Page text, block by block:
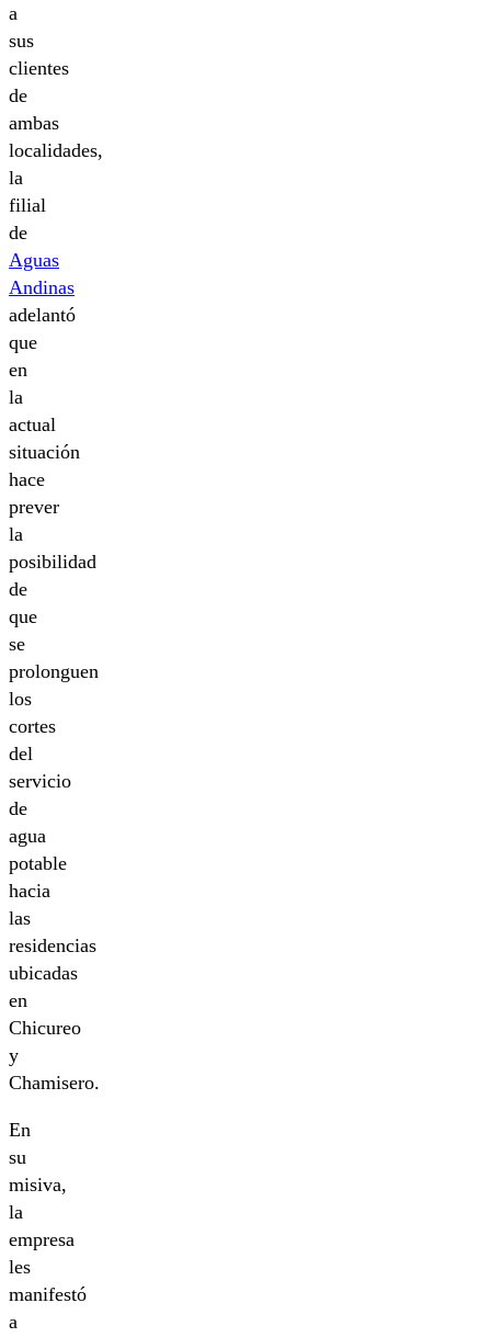
a
sus
clientes
de
ambas
localidades,
la
filial
de
Aguas
Andinas
adelantó
que
en
la
actual
situación
hace
prever
la
posibilidad
de
que
se
prolonguen
los
cortes
del
servicio
de
agua
potable
hacia
las
residencias
ubicadas
en
Chicureo
y
Chamisero.
En
su
misiva,
la
empresa
les
manifestó
a